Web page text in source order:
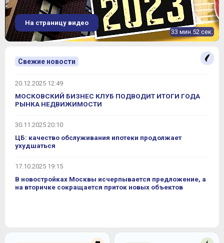
33 мин.52 сек.
На страницу видео
Свежие новости
20.12.2025 12:49
МОСКОВСКИЙ БИЗНЕС КЛУБ ПОДВОДИТ ИТОГИ ГОДА
РЫНКА НЕДВИЖИМОСТИ
30.11.2025 20:10
ЦБ: качество обслуживания ипотеки продолжает
ухудшаться
17.10.2025 19:15
В новостройках Москвы исчерпывается предложение, а
на вторичке сокращается приток новых объектов